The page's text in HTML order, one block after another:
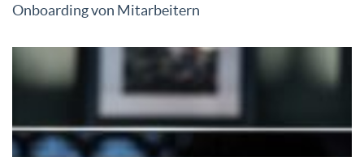
Onboarding von Mitarbeitern